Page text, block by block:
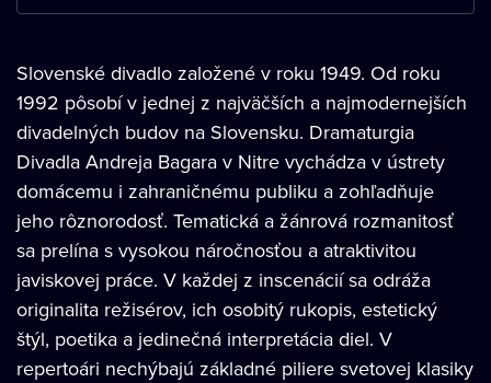
Slovenské divadlo založené v roku 1949. Od roku
1992 pôsobí v jednej z najväčších a najmodernejších
divadelných budov na Slovensku. Dramaturgia
Divadla Andreja Bagara v Nitre vychádza v ústrety
domácemu i zahraničnému publiku a zohľadňuje
jeho rôznorodosť. Tematická a žánrová rozmanitosť
sa prelína s vysokou náročnosťou a atraktivitou
javiskovej práce. V každej z inscenácií sa odráža
originalita režisérov, ich osobitý rukopis, estetický
štýl, poetika a jedinečná interpretácia diel. V
repertoári nechýbajú základné piliere svetovej klasiky